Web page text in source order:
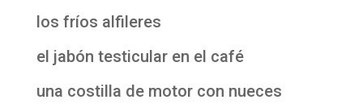
los fríos alfileres
el jabón testicular en el café
una costilla de motor con nueces